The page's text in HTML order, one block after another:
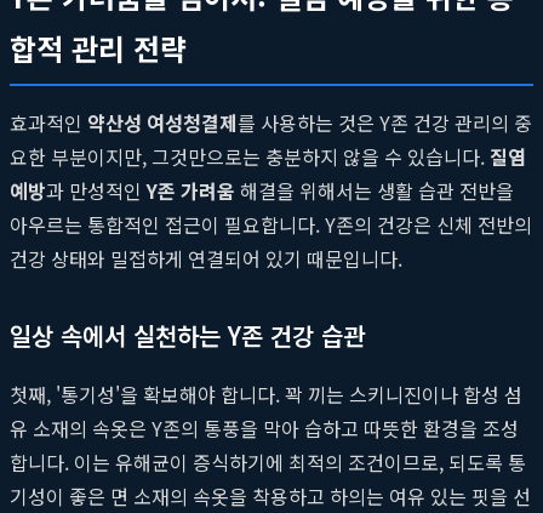
합적 관리 전략
효과적인 약산성 여성청결제를 사용하는 것은 Y존 건강 관리의 중
요한 부분이지만, 그것만으로는 충분하지 않을 수 있습니다. 질염
예방과 만성적인Y존 가려움 해결을 위해서는 생활 습관 전반을
아우르는 통합적인 접근이 필요합니다. Y존의 건강은 신체 전반의
건강 상태와 밀접하게 연결되어 있기 때문입니다.
일상 속에서 실천하는 Y존 건강 습관
첫째, '통기성'을 확보해야 합니다. 꽉 끼는 스키니진이나 합성 섬
유 소재의 속옷은 Y존의 통풍을 막아 습하고 따뜻한 환경을 조성
합니다. 이는 유해균이 증식하기에 최적의 조건이므로, 되도록 통
기성이 좋은 면 소재의 속옷을 착용하고 하의는 여유 있는 핏을 선